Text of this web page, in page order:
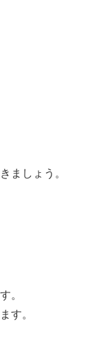
ましょう。
。
す。